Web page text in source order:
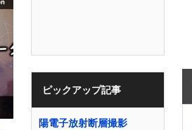
ピックアップ記事
陽電子放射断層撮影